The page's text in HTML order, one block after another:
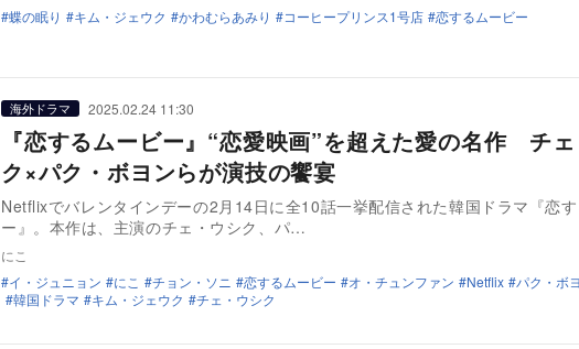
蝶の眠り
キム・ジェウク かわむらあみり コーヒープリンス1号店 恋するムービー
海外ドラマ 2025.02.24 11:30
『恋するムービー』“恋愛映画”を超えた愛の名作 チ
ク×パク・ボヨンらが演技の饗宴
Netflixでバレンタインデーの2月14日に全10話一挙配信された韓国ドラマ『恋
ー』。本作は、主演のチェ・ウシク、パ…
にこ
イ・ジュニョン
にこ チョン・ソニ 恋するムービー オ・チュンファン Netflix
パク・ボ
韓国ドラマ
キム・ジェウク チェ・ウシク